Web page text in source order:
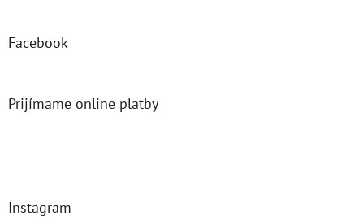
Facebook
Prijímame online platby
Instagram